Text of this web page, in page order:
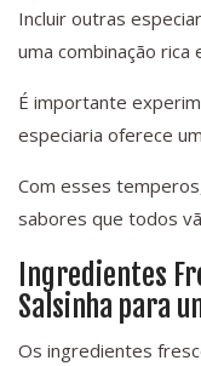
Incluir outras
uma combinação rica
É importante
especiaria oferece
Com esses
sabores que todos
Ingredientes
Salsinha para
Os ingredientes